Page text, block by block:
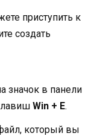
приступить к
создать
значок в панели
Win + E.
который вы